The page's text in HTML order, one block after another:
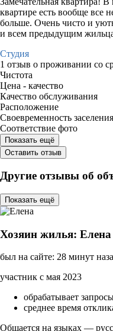
квартире есть вообще все
больше. Очень чисто и
и всем предыдущим
Студия
1 отзыв о проживании со
Чистота
Цена - качество
Качество обслуживания
Расположение
Своевременность заселения
Соответствие фото
Показать ещё
Оставить отзыв
Другие отзывы об
Показать ещё
Хозяин жилья: Елена
был на сайте: 28 минут
участник с мая 2023
обрабатывает
среднее время
Общается на языках —